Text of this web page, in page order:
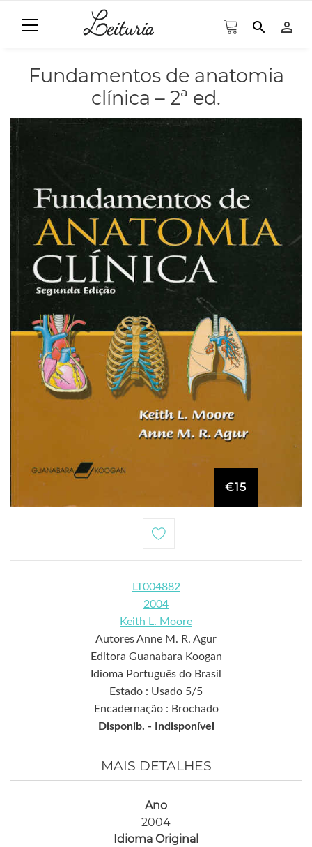
search person_outline
Fundamentos de anatomia
clínica – 2ª ed.
€15
LT004882
2004
Keith L. Moore
Autores Anne M. R. Agur
Editora Guanabara Koogan
Idioma Português do Brasil
Estado : Usado 5/5
Encadernação : Brochado
Disponib. -
Indisponível
MAIS DETALHES
Ano
2004
Idioma Original